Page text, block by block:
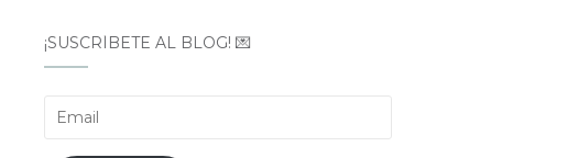
¡SUSCRÍBETE AL BLOG! 💌
Email